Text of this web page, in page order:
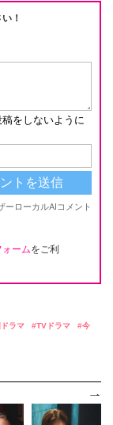
！
ォームをご利
ラマ TVドラマ
今